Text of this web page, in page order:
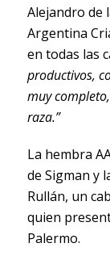
Alejandro de
Argentina
en todas las
productivos,
muy
raza.”
La hembra
de Sigman y
Rullán, un
quien
Palermo.